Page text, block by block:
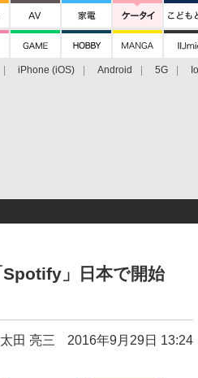
iPhone (iOS) Android 5G
」日本で開始
太田 亮三 2016年9月29日 13:24